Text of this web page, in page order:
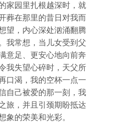
家园里扎根越深时，就
葬在那里的昔日对我而
望，内心深处汹涌翻腾
我常想，当儿女受到父
意足、更安心地向前奔
我失望心碎时，天父所
口渴，我的空杯一点一
自己被爱的那一刻，我
旅，并且引颈期盼抵达
象的荣美和光彩。